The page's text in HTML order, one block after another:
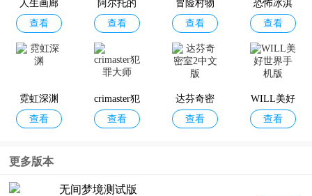
人生画廊
手游
查看
阿尔托的
冒险
查看
冒险村物
语2
查看
恐怖冰淇
淋5
查看
霓虹深渊
查看
crimaster犯
罪大师
查看
达芬奇密
室2中文版
查看
WILL美好
世界手机
查看
更多版本
无间梦境测试版